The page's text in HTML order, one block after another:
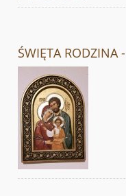
ŚWIĘTA RODZINA